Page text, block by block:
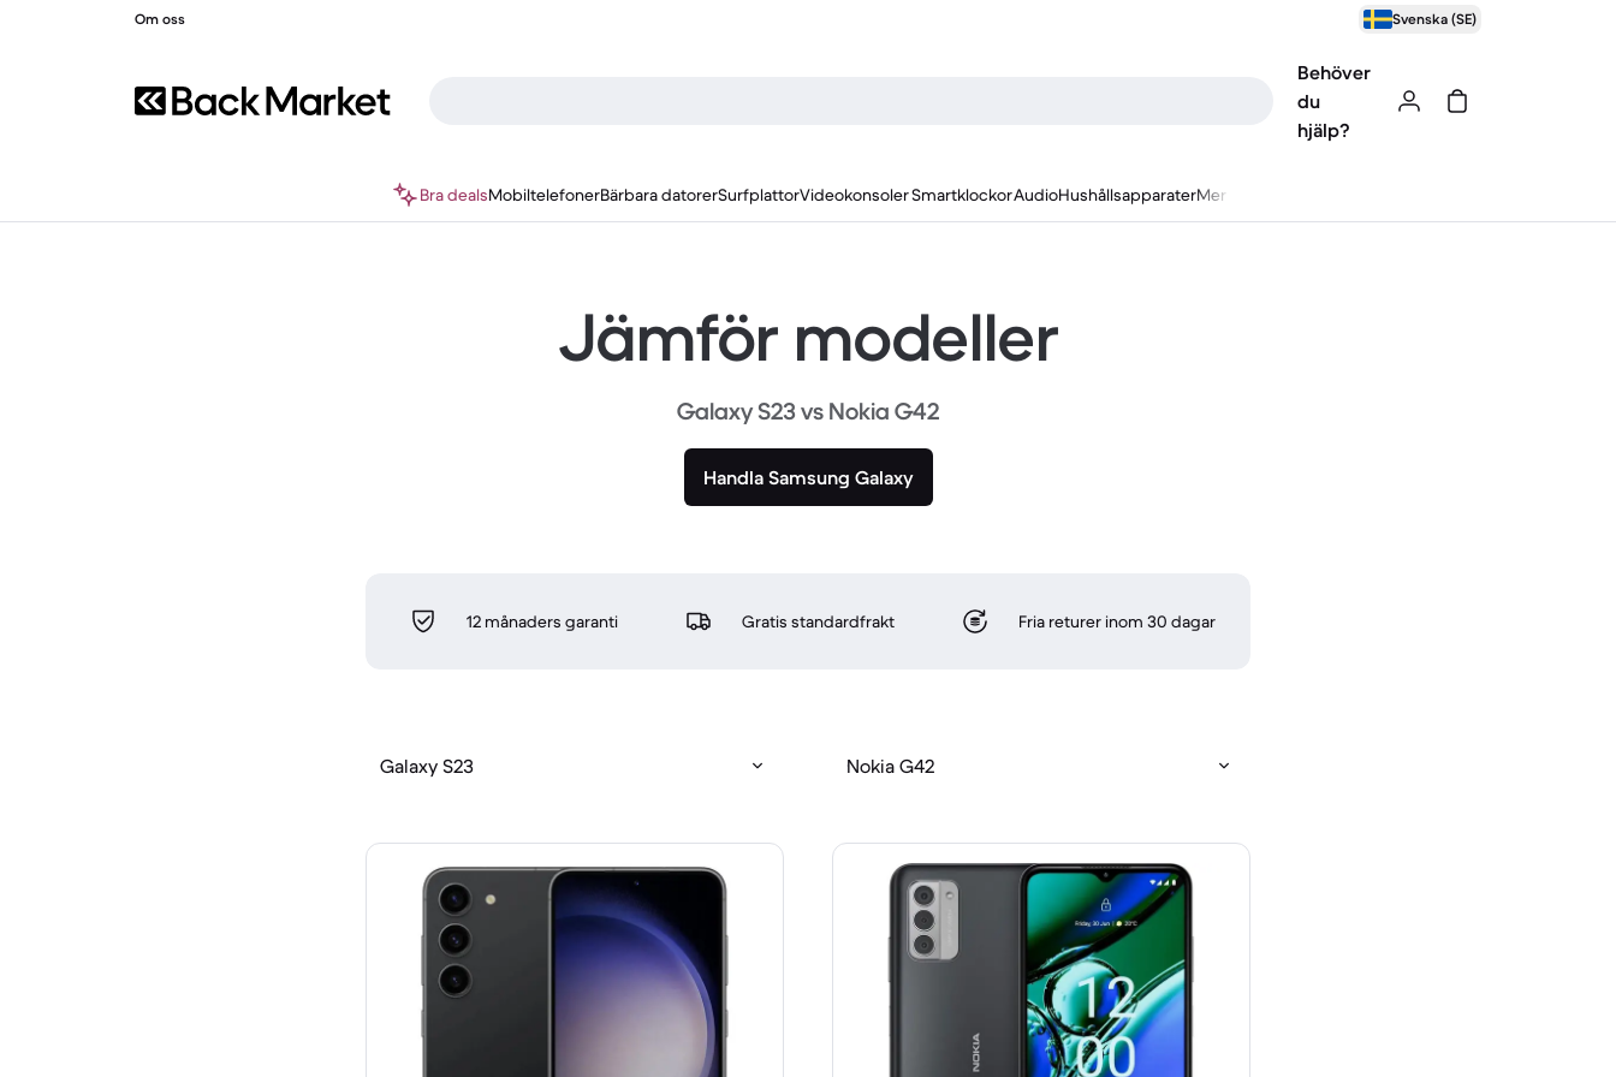
Om oss Svenska (SE)
Behöver
du
hjälp?
Bra dealsMobiltelefonerBärbara datorerSurfplattorVideokonsolerSmartklockorAudioHushållsapparaterMer
Jämför modeller
Galaxy S23 vs Nokia G42
Handla Samsung Galaxy
12 månaders garanti Gratis standardfrakt Fria returer inom 30 dagar
Galaxy S23 Nokia G42